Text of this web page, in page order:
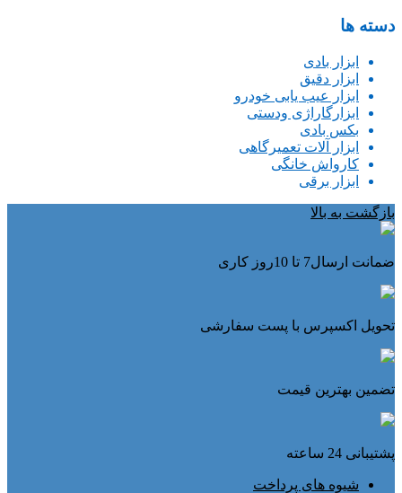
دسته ها
ابزار بادی
ابزار دقیق
ابزار عیب یابی خودرو
ابزارگاراژی ودستی
بکس بادی
ابزار آلات تعمیرگاهی
کارواش خانگی
ابزار برقی
بازگشت به بالا
ضمانت ارسال7 تا 10روز کاری
تحویل اکسپرس با پست سفارشی
تضمین بهترین قیمت
پشتیبانی 24 ساعته
شیوه های پرداخت